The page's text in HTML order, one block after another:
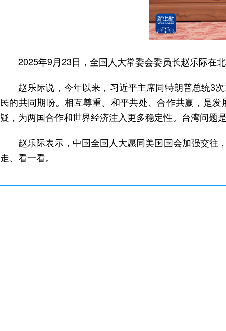
2025年9月23日，全国人大常委会委员长赵乐际在
赵乐际说，今年以来，习近平主席同特朗普总统3
民的共同期盼。相互尊重、和平共处、合作共赢，是
疑，为两国合作和世界经济注入更多稳定性。台湾问题
赵乐际表示，中国全国人大愿同美国国会加强交往
走、看一看。